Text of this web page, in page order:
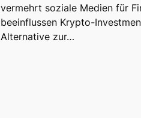
vermehrt soziale Medien für
beeinflussen Krypto-
Alternative zur…